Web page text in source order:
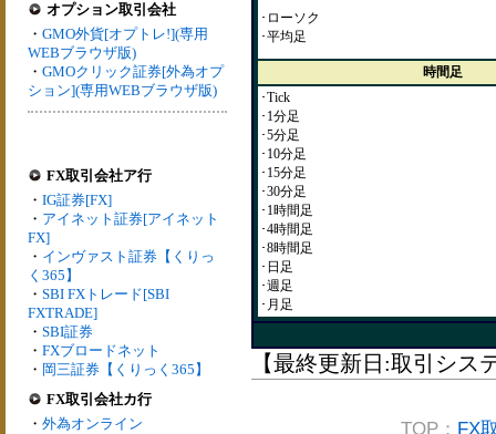
オプション取引会社
・ GMO外貨[オプトレ!](専用
WEBブラウザ版)
・ GMOクリック証券[外為オプ
ション](専用WEBブラウザ版)
FX取引会社ア行
・ IG証券[FX]
・ アイネット証券[アイネット
FX]
・ インヴァスト証券【くりっ
く365】
・ SBI FXトレード[SBI
FXTRADE]
・ SBI証券
・ FXブロードネット
・ 岡三証券【くりっく365】
FX取引会社カ行
・ 外為オンライン
･ローソク
･平均足
時間足
･Tick
･1分足
･5分足
･10分足
･15分足
･30分足
･1時間足
･4時間足
･8時間足
･日足
･週足
･月足
【最終更新日:取引シス
TOP： FX